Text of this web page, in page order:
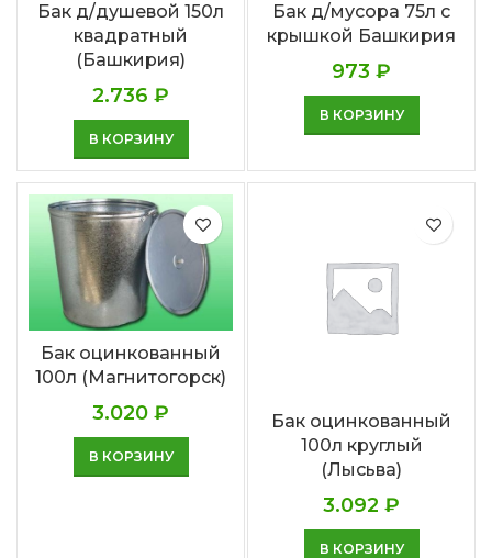
Бак д/душевой 150л
квадратный
(Башкирия)
2.736 ₽
В КОРЗИНУ
Бак д/мусора 75л с
крышкой Башкирия
973 ₽
В КОРЗИНУ
Бак оцинкованный
100л (Магнитогорск)
3.020 ₽
В КОРЗИНУ
Бак оцинкованный
100л круглый
(Лысьва)
3.092 ₽
В КОРЗИНУ